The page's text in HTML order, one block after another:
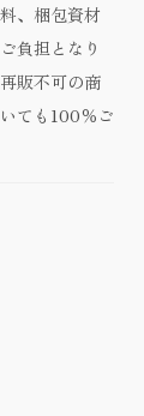
、梱包資材
負担となり
販不可の商
ても100％ご